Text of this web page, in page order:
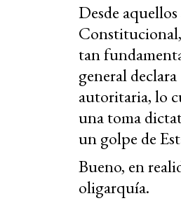
Desde
tan
general
autoritaria, lo
una toma
un golpe de
Bueno, en
oligarquía.